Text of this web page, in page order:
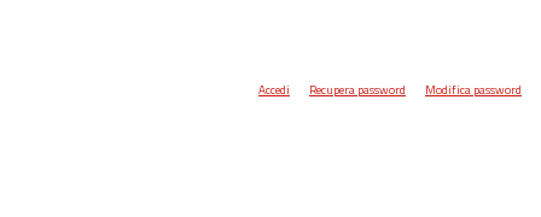
Accedi Recupera password Modifica password